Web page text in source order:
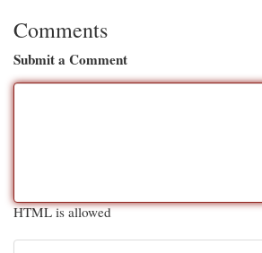
Comments
Submit a Comment
HTML is allowed